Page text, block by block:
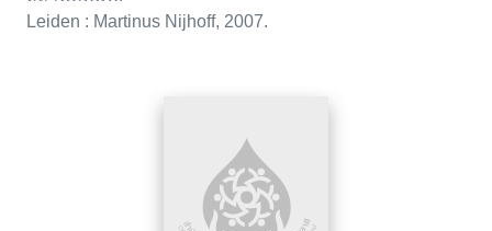
Leiden : Martinus Nijhoff, 2007.